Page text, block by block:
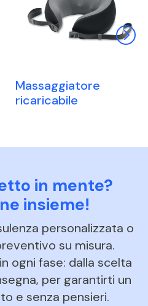
Massaggiatore
ricaricabile
in mente?
insieme!
personalizzata o
su misura.
ogni fase: dalla scelta
per garantirti un
e senza pensieri.